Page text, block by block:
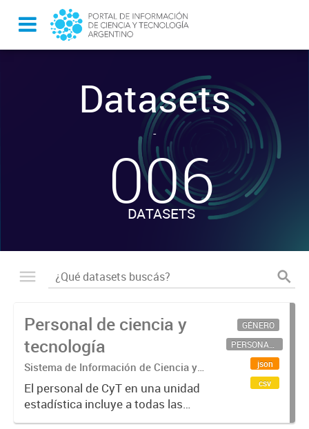
Datasets
-
006
DATASETS
Personal de ciencia y
tecnología
Sistema de Información de Ciencia y
Tecnología Argentino (SICYTAR)
El personal de CyT en una unidad
estadística incluye a todas las
personas involucradas
GÉNERO
PERSONAL CIENTÍFICO-TECNOLÓGICO
json
csv